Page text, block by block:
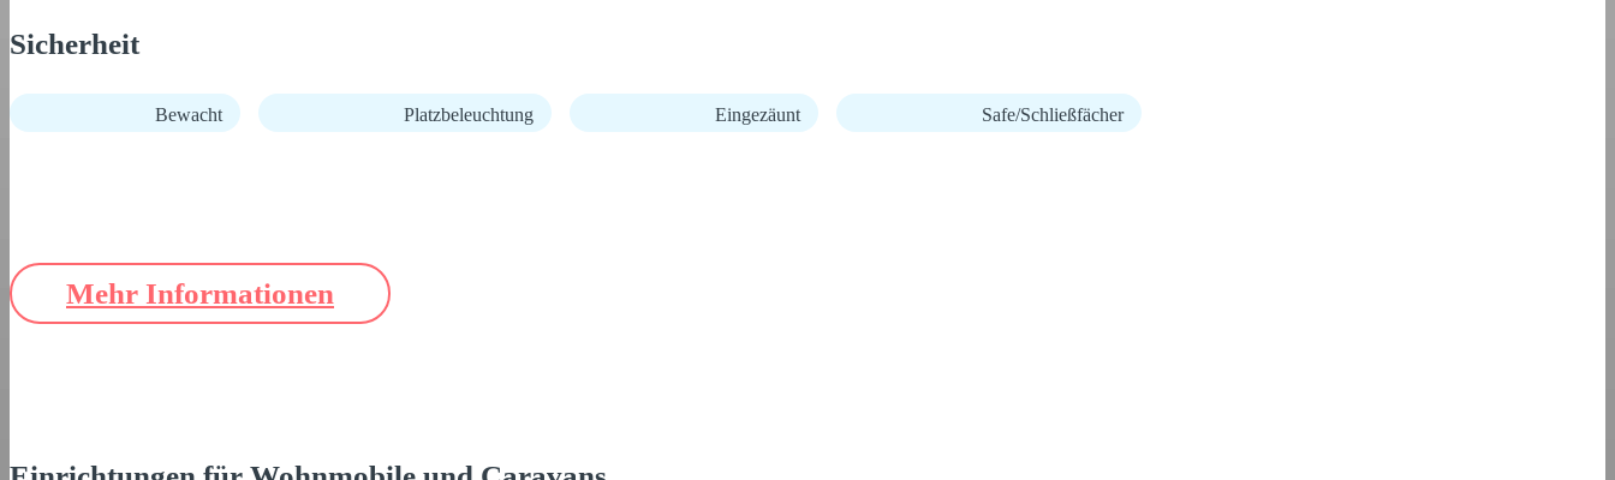
Sicherheit
Bewacht Platzbeleuchtung Eingezäunt Safe/Schließfächer
Mehr Informationen